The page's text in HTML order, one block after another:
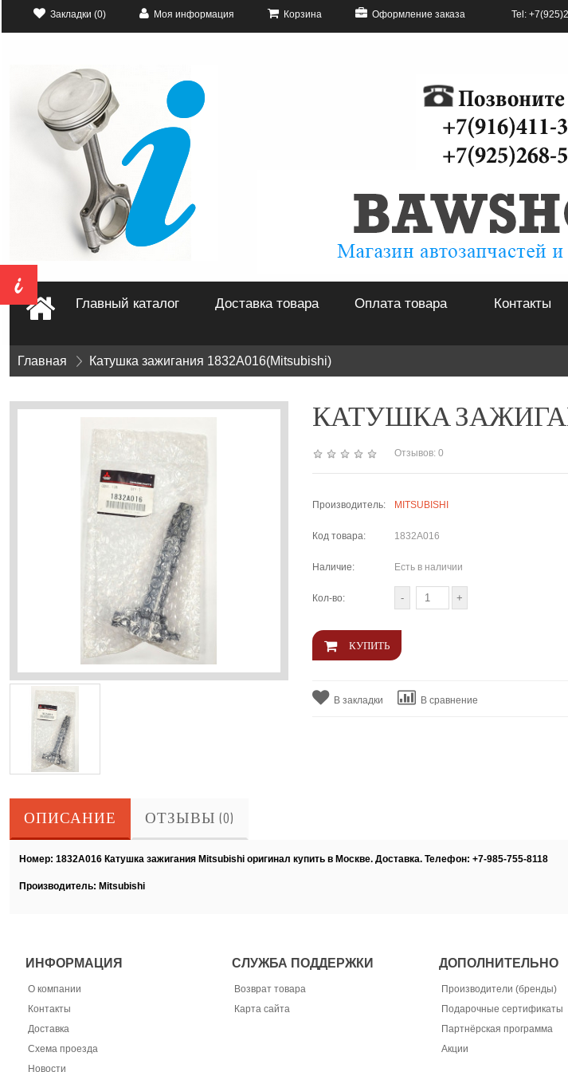
Закладки (0) Моя информация Корзина Оформление заказа Tel:
Главный каталог Доставка товара Оплата товара Контакты
Главная » Катушка зажигания 1832A016(Mitsubishi)
КАТУШКА ЗАЖИГАНИЯ
Отзывов: 0
Производитель: MITSUBISHI
Код товара: 1832A016
Наличие: Есть в наличии
Кол-во:
В закладки В сравнение
ОПИСАНИЕ ОТЗЫВЫ (0)
Номер: 1832A016 Катушка зажигания Mitsubishi оригинал купить в Москве. Доставка. Телефон: +7-985-755-8118
Производитель: Mitsubishi
ИНФОРМАЦИЯ
О компании
Контакты
Доставка
Схема проезда
Новости
СЛУЖБА ПОДДЕРЖКИ
Возврат товара
Карта сайта
ДОПОЛНИТЕЛЬНО
Производители (бренды)
Подарочные сертификаты
Партнёрская программа
Акции